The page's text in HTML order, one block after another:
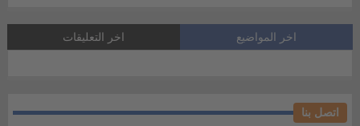
اخر المواضيع اخر التعليقات
اتصل بنا